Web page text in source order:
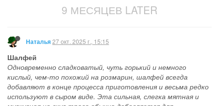
9 МЕСЯЦЕВ LATER
Наталья27 окт. 2025 г., 15:15
Шалфей
Одновременно сладковатый, чуть горький и немного
кислый, чем-то похожий на розмарин, шалфей всегда
добавляют в конце процесса приготовления и весьма редко
используют в сыром виде. Эта сильная, слегка мятная и